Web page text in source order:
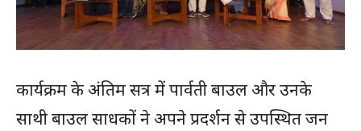
कार्यक्रम के अंतिम सत्र में पार्वती बाउल और उनके
साथी बाउल साधकों ने अपने प्रदर्शन से उपस्थित जन